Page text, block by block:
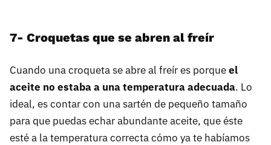
7- Croquetas que se abren al freír
Cuando una croqueta se abre al freír es porqueel
aceite no estaba a una temperatura adecuada. Lo
ideal, es contar con una sartén de pequeño tamaño
para que puedas echar abundante aceite, que éste
esté a la temperatura correcta cómo ya te habíamos